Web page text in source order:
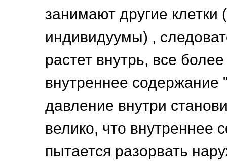
занимают другие клетки
индивидуумы) ,
растет внутрь, все
внутреннее содержание
давление внутри
велико, что внутреннее
пытается разорвать